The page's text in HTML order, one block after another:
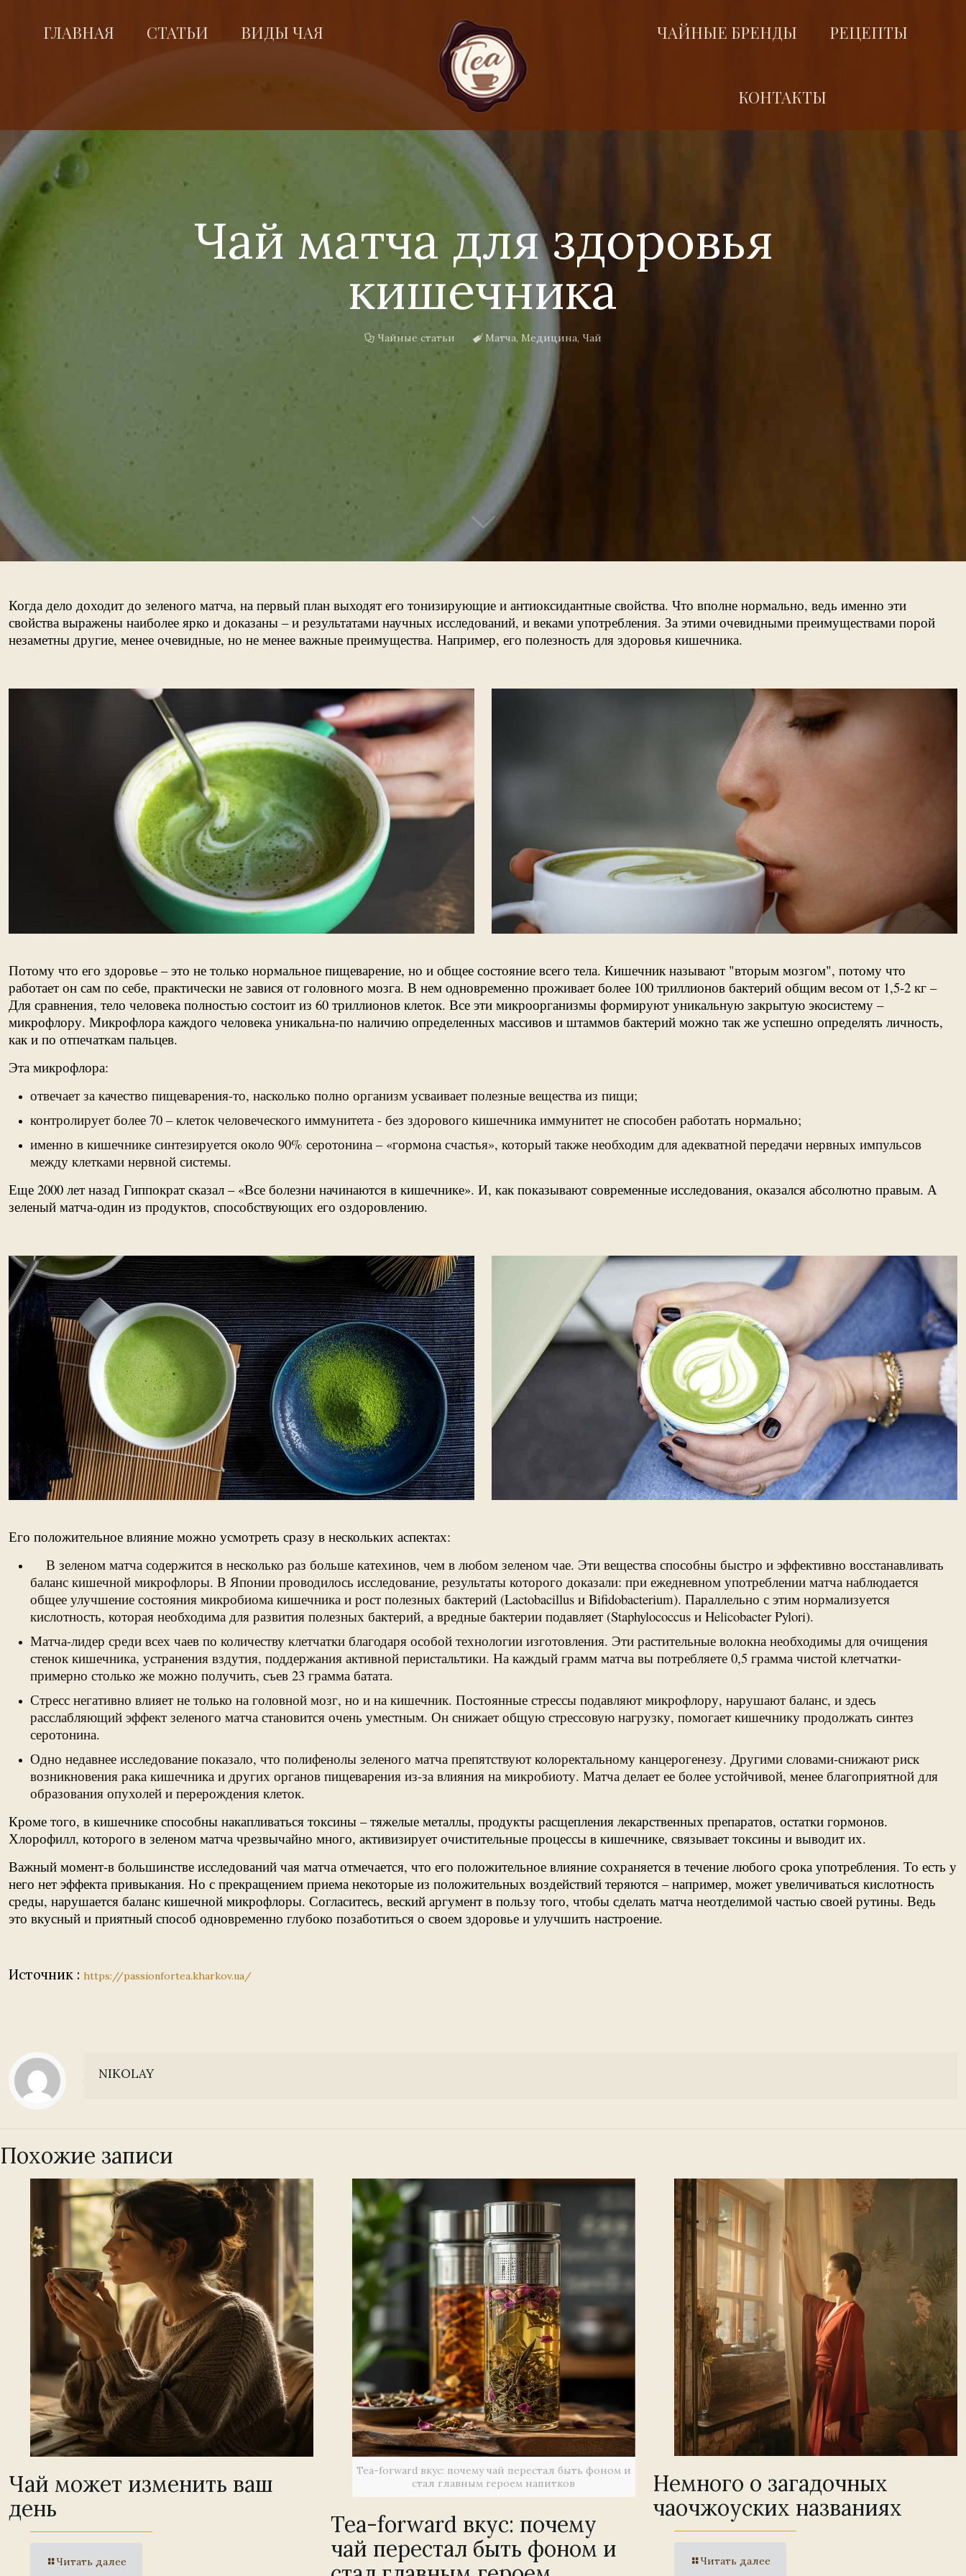
ГЛАВНАЯ СТАТЬИ ВИДЫ ЧАЯ ЧАЙНЫЕ БРЕНДЫ РЕЦЕПТЫ
КОНТАКТЫ
Чай матча для здоровья
кишечника
Чайные статьи Матча, Медицина, Чай
Когда дело доходит до зеленого матча, на первый план выходят его тонизирующие и антиоксидантные свойства. Что вполне нормально, ведь именно эти
свойства выражены наиболее ярко и доказаны – и результатами научных исследований, и веками употребления. За этими очевидными преимуществами порой
незаметны другие, менее очевидные, но не менее важные преимущества. Например, его полезность для здоровья кишечника.
Потому что его здоровье – это не только нормальное пищеварение, но и общее состояние всего тела. Кишечник называют "вторым мозгом", потому что
работает он сам по себе, практически не завися от головного мозга. В нем одновременно проживает более 100 триллионов бактерий общим весом от 1,5-2 кг –
Для сравнения, тело человека полностью состоит из 60 триллионов клеток. Все эти микроорганизмы формируют уникальную закрытую экосистему –
микрофлору. Микрофлора каждого человека уникальна-по наличию определенных массивов и штаммов бактерий можно так же успешно определять личность,
как и по отпечаткам пальцев.
Эта микрофлора:
отвечает за качество пищеварения-то, насколько полно организм усваивает полезные вещества из пищи;
контролирует более 70 – клеток человеческого иммунитета - без здорового кишечника иммунитет не способен работать нормально;
именно в кишечнике синтезируется около 90% серотонина – «гормона счастья», который также необходим для адекватной передачи нервных импульсов
между клетками нервной системы.
Еще 2000 лет назад Гиппократ сказал – «Все болезни начинаются в кишечнике». И, как показывают современные исследования, оказался абсолютно правым. А
зеленый матча-один из продуктов, способствующих его оздоровлению.
Его положительное влияние можно усмотреть сразу в нескольких аспектах:
В зеленом матча содержится в несколько раз больше катехинов, чем в любом зеленом чае. Эти вещества способны быстро и эффективно восстанавливать
баланс кишечной микрофлоры. В Японии проводилось исследование, результаты которого доказали: при ежедневном употреблении матча наблюдается
общее улучшение состояния микробиома кишечника и рост полезных бактерий (Lactobacillus и Bifidobacterium). Параллельно с этим нормализуется
кислотность, которая необходима для развития полезных бактерий, а вредные бактерии подавляет (Staphylococcus и Helicobacter Pylori).
Матча-лидер среди всех чаев по количеству клетчатки благодаря особой технологии изготовления. Эти растительные волокна необходимы для очищения
стенок кишечника, устранения вздутия, поддержания активной перистальтики. На каждый грамм матча вы потребляете 0,5 грамма чистой клетчатки-
примерно столько же можно получить, съев 23 грамма батата.
Стресс негативно влияет не только на головной мозг, но и на кишечник. Постоянные стрессы подавляют микрофлору, нарушают баланс, и здесь
расслабляющий эффект зеленого матча становится очень уместным. Он снижает общую стрессовую нагрузку, помогает кишечнику продолжать синтез
серотонина.
Одно недавнее исследование показало, что полифенолы зеленого матча препятствуют колоректальному канцерогенезу. Другими словами-снижают риск
возникновения рака кишечника и других органов пищеварения из-за влияния на микробиоту. Матча делает ее более устойчивой, менее благоприятной для
образования опухолей и перерождения клеток.
Кроме того, в кишечнике способны накапливаться токсины – тяжелые металлы, продукты расщепления лекарственных препаратов, остатки гормонов.
Хлорофилл, которого в зеленом матча чрезвычайно много, активизирует очистительные процессы в кишечнике, связывает токсины и выводит их.
Важный момент-в большинстве исследований чая матча отмечается, что его положительное влияние сохраняется в течение любого срока употребления. То есть у
него нет эффекта привыкания. Но с прекращением приема некоторые из положительных воздействий теряются – например, может увеличиваться кислотность
среды, нарушается баланс кишечной микрофлоры. Согласитесь, веский аргумент в пользу того, чтобы сделать матча неотделимой частью своей рутины. Ведь
это вкусный и приятный способ одновременно глубоко позаботиться о своем здоровье и улучшить настроение.
Источник : https://passionfortea.kharkov.ua/
NIKOLAY
Похожие записи
Чай может изменить ваш
день
Читать далее
Tea-forward вкус: почему чай перестал быть фоном и
стал главным героем напитков
Tea-forward вкус: почему
чай перестал быть фоном и
Немного о загадочных
чаочжоуских названиях
Читать далее